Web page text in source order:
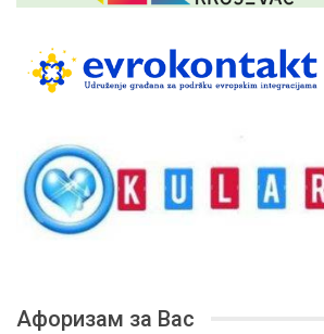
Афоризам за Вас